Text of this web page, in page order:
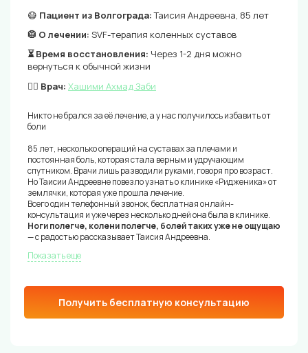
😷 Пациент из Волгограда:Таисия Андреевна, 85 лет
🥼 О лечении: SVF-терапия коленных суставов
⏳ Время восстановления: Через 1-2 дня можно
вернуться к обычной жизни
👨‍⚕️ Врач: Хашими Ахмад Заби
Никто не брался за её лечение, а у нас получилось избавить от
боли
85 лет, несколько операций на суставах за плечами и
постоянная боль, которая стала верным и удручающим
спутником. Врачи лишь разводили руками, говоря про возраст.
Но Таисии Андреевне повезло узнать о клинике «Ридженика» от
землячки, которая уже прошла лечение.
Всего один телефонный звонок, бесплатная онлайн-
консультация и уже через несколько дней она была в клинике.
Ноги полегче, колени полегче, болей таких уже не ощущаю
— с радостью рассказывает Таисия Андреевна.
Показать еще
Получить бесплатную консультацию